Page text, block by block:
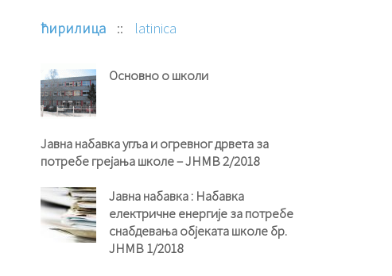
ћирилица :: latinica
Основно о школи
Јавна набавка угља и огревног дрвета за
потребе грејања школе – ЈНМВ 2/2018
Јавна набавка : Набавка
електричне енергије за потребе
снабдевања објеката школе бр.
ЈНМВ 1/2018